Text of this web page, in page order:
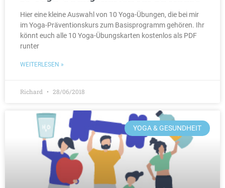
Hier eine kleine Auswahl von 10 Yoga-Übungen, die bei mir
im Yoga-Präventionskurs zum Basisprogramm gehören. Ihr
könnt euch alle 10 Yoga-Übungskarten kostenlos als PDF
runter
WEITERLESEN »
Richard 28/06/2018
YOGA & GESUNDHEIT